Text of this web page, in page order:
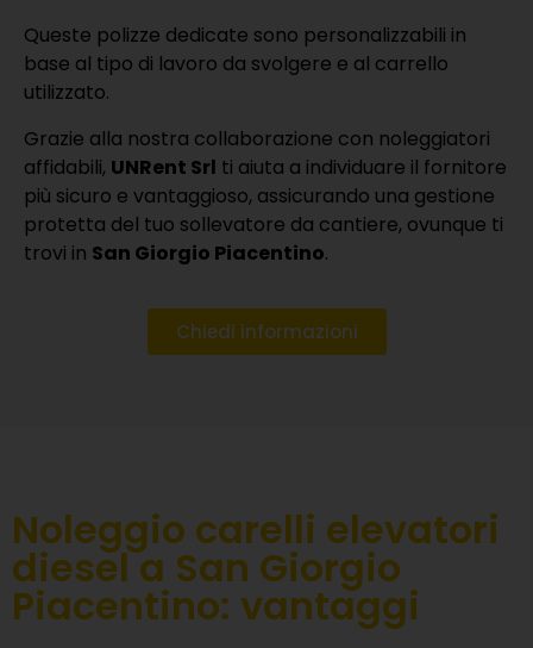
Queste polizze dedicate sono personalizzabili in
base al tipo di lavoro da svolgere e al carrello
utilizzato.
Grazie alla nostra collaborazione con noleggiatori
affidabili, UNRent Srl ti aiuta a individuare il fornitore
più sicuro e vantaggioso, assicurando una gestione
protetta del tuo sollevatore da cantiere, ovunque ti
trovi in San Giorgio Piacentino.
Chiedi informazioni
Noleggio carelli elevatori
diesel a San Giorgio
Piacentino: vantaggi